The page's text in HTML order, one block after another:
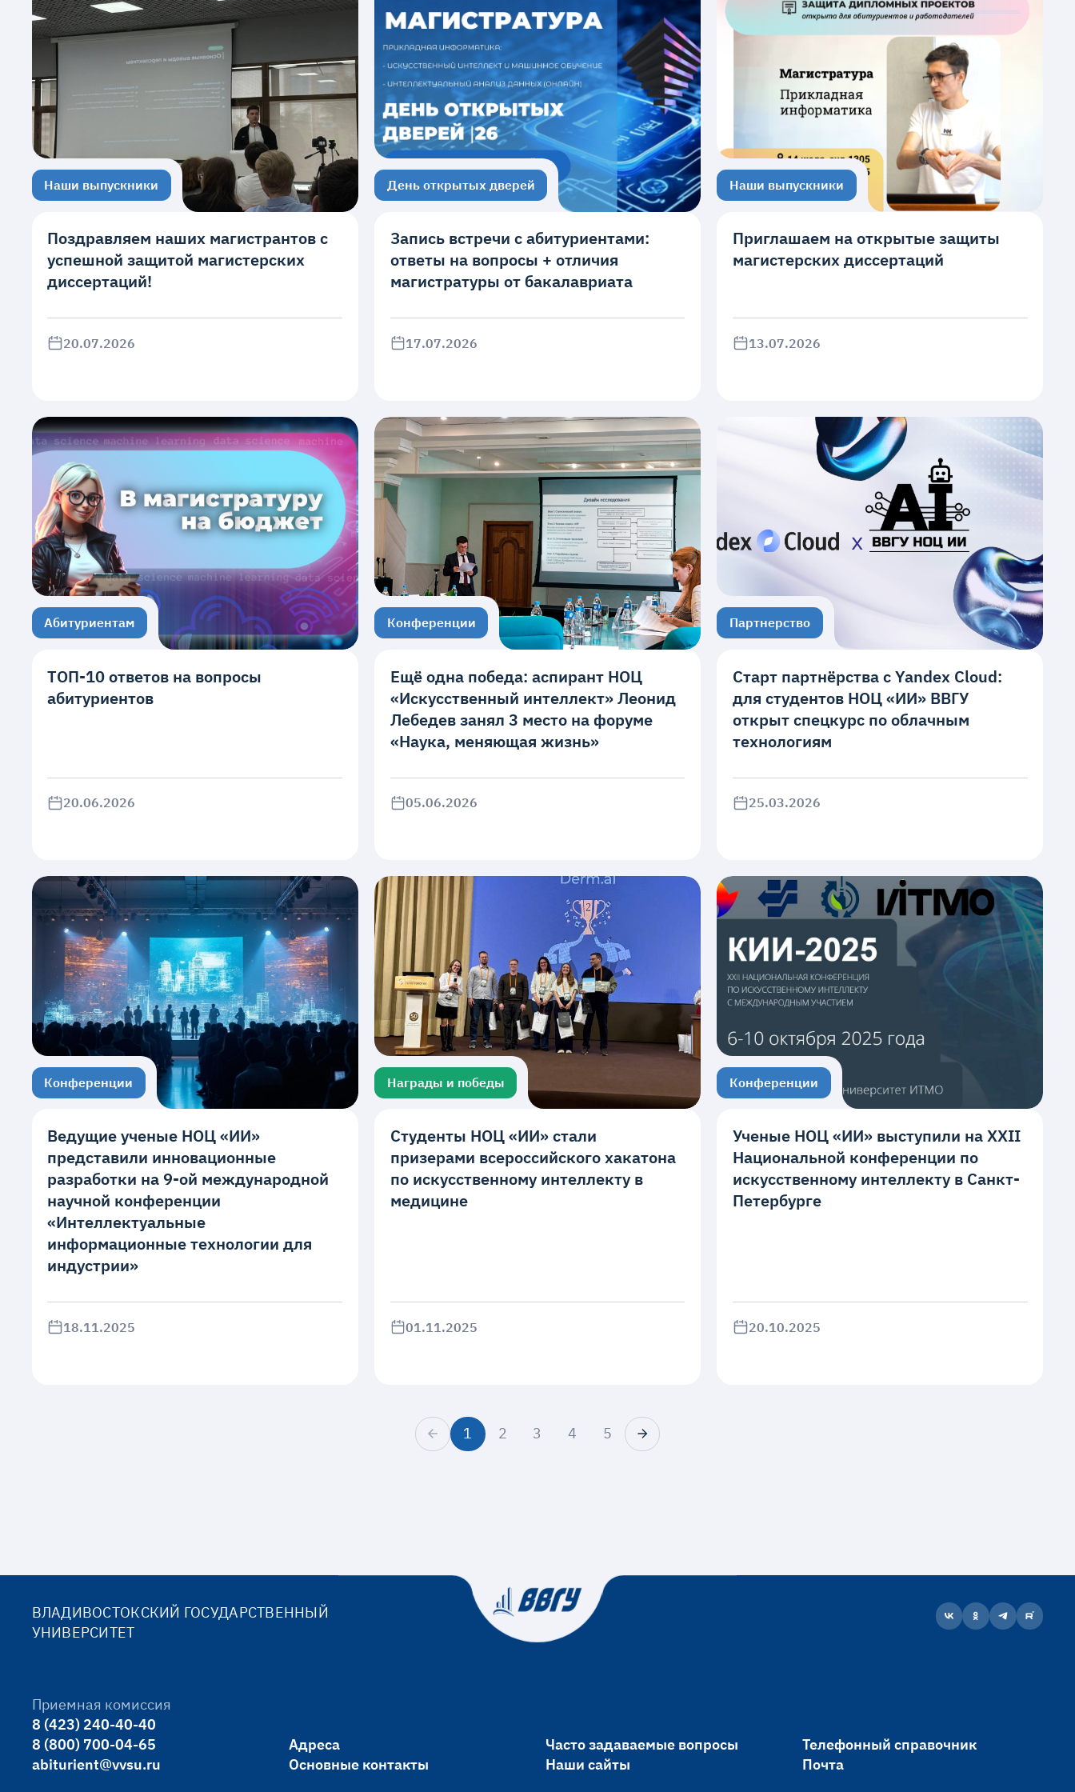
Наши выпускники
Поздравляем наших магистрантов с
успешной защитой магистерских
диссертаций!
20.07.2026
День открытых дверей
Запись встречи с абитуриентами:
ответы на вопросы + отличия
магистратуры от бакалавриата
17.07.2026
Наши выпускники
Приглашаем на открытые защиты
магистерских диссертаций
13.07.2026
Абитуриентам
ТОП-10 ответов на вопросы
абитуриентов
20.06.2026
Конференции
Ещё одна победа: аспирант НОЦ
«Искусственный интеллект» Леонид
Лебедев занял 3 место на форуме
«Наука, меняющая жизнь»
05.06.2026
Партнерство
Старт партнёрства с Yandex Cloud:
для студентов НОЦ «ИИ» ВВГУ
открыт спецкурс по облачным
технологиям
25.03.2026
Конференции
Ведущие ученые НОЦ «ИИ»
представили инновационные
разработки на 9-ой международной
научной конференции
«Интеллектуальные
информационные технологии для
индустрии»
18.11.2025
Награды и победы
Студенты НОЦ «ИИ» стали
призерами всероссийского хакатона
по искусственному интеллекту в
медицине
01.11.2025
Конференции
Ученые НОЦ «ИИ» выступили на XXII
Национальной конференции по
искусственному интеллекту в Санкт-
Петербурге
20.10.2025
1 2 3 4 5
ВЛАДИВОСТОКСКИЙ ГОСУДАРСТВЕННЫЙ
УНИВЕРСИТЕТ
Приемная комиссия
8 (423) 240-40-40
8 (800) 700-04-65
abiturient@vvsu.ru
Адреса
Основные контакты
Часто задаваемые вопросы
Наши сайты
Телефонный справочник
Почта